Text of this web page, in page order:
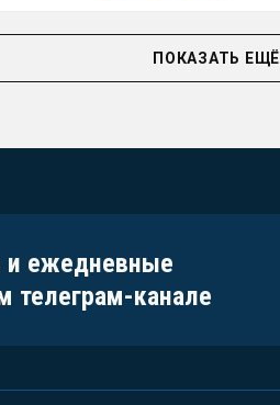
ПОКАЗАТЬ ЕЩЁ
и ежедневные
канале